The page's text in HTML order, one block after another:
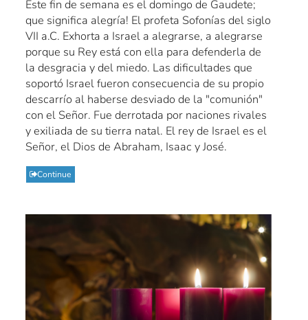
Este fin de semana es el domingo de Gaudete;
que significa alegría! El profeta Sofonías del siglo
VII a.C. Exhorta a Israel a alegrarse, a alegrarse
porque su Rey está con ella para defenderla de
la desgracia y del miedo. Las dificultades que
soportó Israel fueron consecuencia de su propio
descarrío al haberse desviado de la "comunión"
con el Señor. Fue derrotada por naciones rivales
y exiliada de su tierra natal. El rey de Israel es el
Señor, el Dios de Abraham, Isaac y José.
Continue